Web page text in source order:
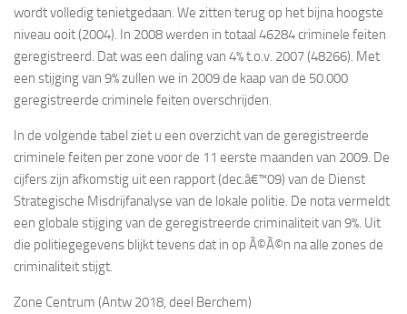
wordt volledig tenietgedaan. We zitten terug op het bijna hoogste
niveau ooit (2004). In 2008 werden in totaal 46284 criminele feiten
geregistreerd. Dat was een daling van 4% t.o.v. 2007 (48266). Met
een stijging van 9% zullen we in 2009 de kaap van de 50.000
geregistreerde criminele feiten overschrijden.
In de volgende tabel ziet u een overzicht van de geregistreerde
criminele feiten per zone voor de 11 eerste maanden van 2009. De
cijfers zijn afkomstig uit een rapport (dec.â€™09) van de Dienst
Strategische Misdrijfanalyse van de lokale politie. De nota vermeldt
een globale stijging van de geregistreerde criminaliteit van 9%. Uit
die politiegegevens blijkt tevens dat in op Ã©Ã©n na alle zones de
criminaliteit stijgt.
Zone Centrum (Antw 2018, deel Berchem)